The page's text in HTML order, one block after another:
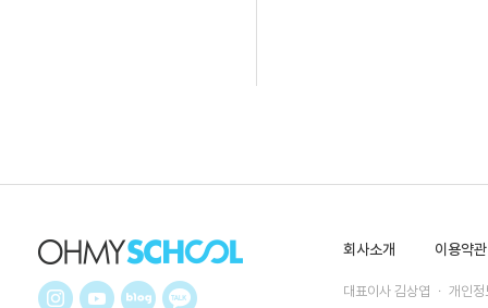
회사소개 이용약관
대표이사 김상엽 ㆍ 개인